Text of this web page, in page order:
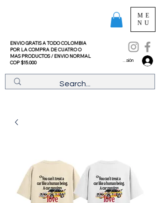
ENVIO GRATIS A TODO COLOMBIA
POR LA COMPRA DE CUATRO O
MAS PRODUCTOS / ENVIO NORMAL
COP $15.000
ME
NU
Iniciar sesión